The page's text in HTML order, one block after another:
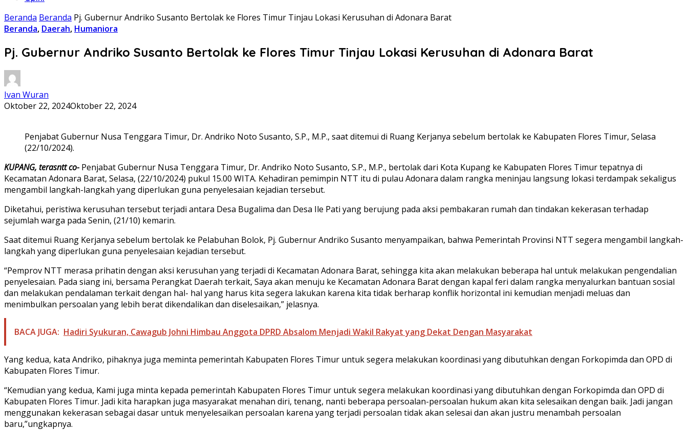
Beranda Beranda Pj. Gubernur Andriko Susanto Bertolak ke Flores Timur Tinjau Lokasi Kerusuhan di Adonara Barat
Beranda, Daerah, Humaniora
Pj. Gubernur Andriko Susanto Bertolak ke Flores Timur Tinjau Lokasi Kerusuhan di Adonara Barat
Ivan Wuran
Oktober 22, 2024Oktober 22, 2024
Penjabat Gubernur Nusa Tenggara Timur, Dr. Andriko Noto Susanto, S.P., M.P., saat ditemui di Ruang Kerjanya sebelum bertolak ke Kabupaten Flores Timur, Selasa
(22/10/2024).
KUPANG, terasntt co- Penjabat Gubernur Nusa Tenggara Timur, Dr. Andriko Noto Susanto, S.P., M.P., bertolak dari Kota Kupang ke Kabupaten Flores Timur tepatnya di
Kecamatan Adonara Barat, Selasa, (22/10/2024) pukul 15.00 WITA. Kehadiran pemimpin NTT itu di pulau Adonara dalam rangka meninjau langsung lokasi terdampak sekaligus
mengambil langkah-langkah yang diperlukan guna penyelesaian kejadian tersebut.
Diketahui, peristiwa kerusuhan tersebut terjadi antara Desa Bugalima dan Desa Ile Pati yang berujung pada aksi pembakaran rumah dan tindakan kekerasan terhadap
sejumlah warga pada Senin, (21/10) kemarin.
Saat ditemui Ruang Kerjanya sebelum bertolak ke Pelabuhan Bolok, Pj. Gubernur Andriko Susanto menyampaikan, bahwa Pemerintah Provinsi NTT segera mengambil langkah-
langkah yang diperlukan guna penyelesaian kejadian tersebut.
“Pemprov NTT merasa prihatin dengan aksi kerusuhan yang terjadi di Kecamatan Adonara Barat, sehingga kita akan melakukan beberapa hal untuk melakukan pengendalian
penyelesaian. Pada siang ini, bersama Perangkat Daerah terkait, Saya akan menuju ke Kecamatan Adonara Barat dengan kapal feri dalam rangka menyalurkan bantuan sosial
dan melakukan pendalaman terkait dengan hal- hal yang harus kita segera lakukan karena kita tidak berharap konflik horizontal ini kemudian menjadi meluas dan
menimbulkan persoalan yang lebih berat dikendalikan dan diselesaikan,” jelasnya.
BACA JUGA: Hadiri Syukuran, Cawagub Johni Himbau Anggota DPRD Absalom Menjadi Wakil Rakyat yang Dekat Dengan Masyarakat
Yang kedua, kata Andriko, pihaknya juga meminta pemerintah Kabupaten Flores Timur untuk segera melakukan koordinasi yang dibutuhkan dengan Forkopimda dan OPD di
Kabupaten Flores Timur.
“Kemudian yang kedua, Kami juga minta kepada pemerintah Kabupaten Flores Timur untuk segera melakukan koordinasi yang dibutuhkan dengan Forkopimda dan OPD di
Kabupaten Flores Timur. Jadi kita harapkan juga masyarakat menahan diri, tenang, nanti beberapa persoalan-persoalan hukum akan kita selesaikan dengan baik. Jadi jangan
menggunakan kekerasan sebagai dasar untuk menyelesaikan persoalan karena yang terjadi persoalan tidak akan selesai dan akan justru menambah persoalan
baru,”ungkapnya.